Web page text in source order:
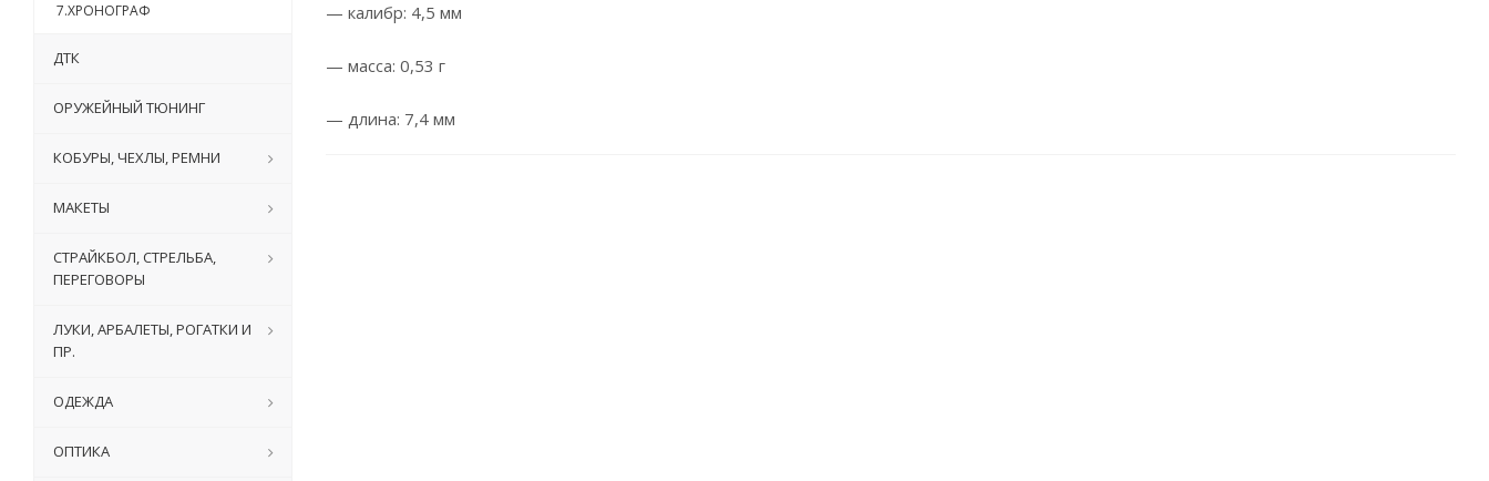
— калибр: 4,5 мм
— масса: 0,53 г
— длина: 7,4 мм
7.ХРОНОГРАФ
ДТК
ОРУЖЕЙНЫЙ ТЮНИНГ
КОБУРЫ, ЧЕХЛЫ, РЕМНИ
МАКЕТЫ
СТРАЙКБОЛ, СТРЕЛЬБА,
ПЕРЕГОВОРЫ
ЛУКИ, АРБАЛЕТЫ, РОГАТКИ И
ПР.
ОДЕЖДА
ОПТИКА